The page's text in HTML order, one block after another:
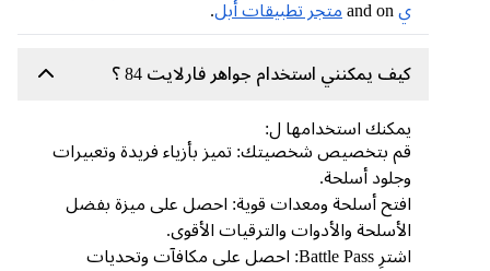
متجر تطبيقات أبل.
كيف يمكنني استخدام جواهر فارلايت 84 ؟
يمكنك استخدامها ل:
قم بتخصيص شخصيتك: تميز بأزياء فريدة وتعبيرات
وجلود أسلحة.
افتح أسلحة ومعدات قوية: احصل على ميزة بفضل
الأسلحة والأدوات والترقيات الأقوى.
اشترِ Battle Pass: احصل على مكافآت وتحديات